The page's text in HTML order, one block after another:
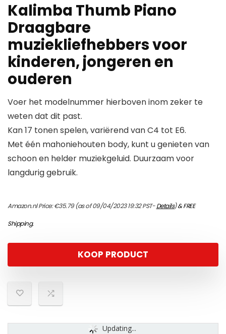
Kalimba Thumb Piano
Draagbare
muziekliefhebbers voor
kinderen, jongeren en
ouderen
Voer het modelnummer hierboven inom zeker te
weten dat dit past.
Kan 17 tonen spelen, variërend van C4 tot E6.
Met één mahoniehouten body, kunt u genieten van
schoon en helder muziekgeluid. Duurzaam voor
langdurig gebruik.
Amazon.nl Price:€35.79(as of 09/04/2023 19:32 PST-Details)&FREE
Shipping.
KOOP PRODUCT
Updating...